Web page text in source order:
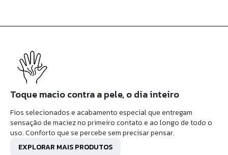
Toque macio contra a pele, o dia inteiro
Fios selecionados e acabamento especial que entregam
sensação de maciez no primeiro contato e ao longo de todo o
uso. Conforto que se percebe sem precisar pensar.
EXPLORAR MAIS PRODUTOS